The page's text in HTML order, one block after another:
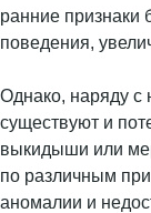
ранние признаки
поведения,
Однако, наряду с
существуют и
выкидыши или
по различным
аномалии и